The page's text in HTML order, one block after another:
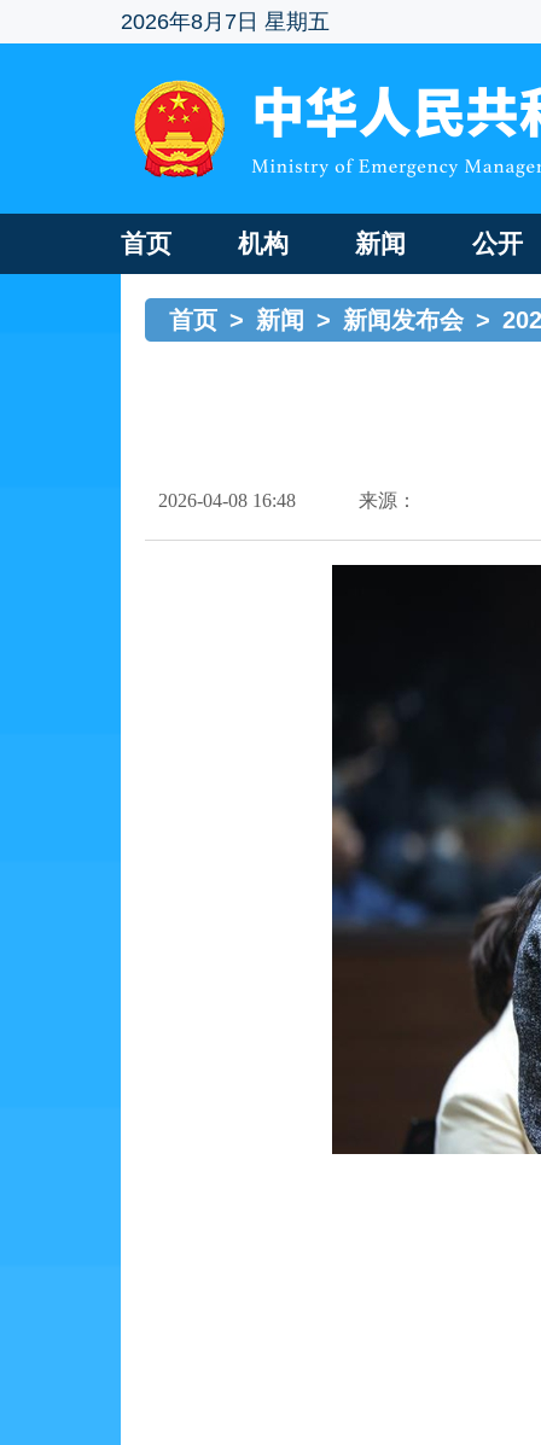
2026年8月7日 星期五
首页 机构 新闻 公开
首页 > 新闻 > 新闻发布会 >
2026-04-08 16:48 来源：